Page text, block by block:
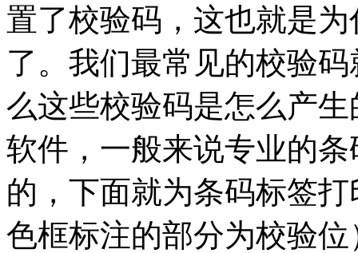
置了校验码，这也就是
了。我们最常见的校验
么这些校验码是怎么产
软件，一般来说专业的
的，下面就为条码标签
色框标注的部分为校验